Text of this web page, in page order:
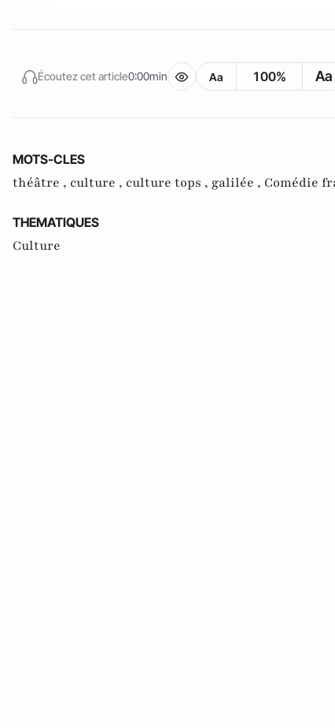
Écoutez cet article0:00min Aa 100% Aa
MOTS-CLES
théâtre , culture , culture tops , galilée , Comédie
THEMATIQUES
Culture